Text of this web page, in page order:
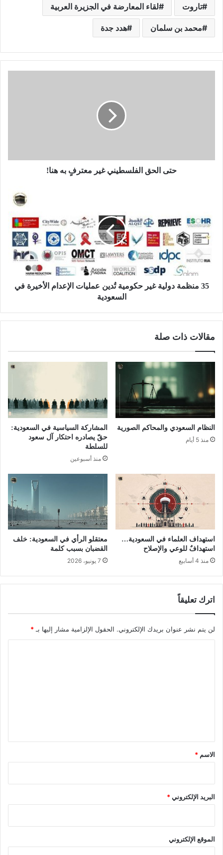
تاروت لقاء المعارضة في الجزيرة العربية
محمد بن سلمان هدد جدة
حتى الحق الفلسطيني غير معترفٍ به هنا!
35 منظمة دولية غير حكومية تُدين عمليات الإعدام الأخيرة في
السعودية
مقالات ذات صلة
النظام السعودي والمحاكم الصورية
منذ 5 أيام
المشاركة السياسية في السعودية:
حقّ يصادره احتكار آل سعود
للسلطة
منذ أسبوعين
استهداف العلماء في السعودية…
استهدافٌ للوعي والإصلاح
منذ 4 أسابيع
معتقلو الرأي في السعودية: خلف
القضبان بسبب كلمة
7 يونيو، 2026
اترك تعليقاً
لن يتم نشر عنوان بريدك الإلكتروني. الحقول الإلزامية مشار إليها بـ*
*
الاسم *
البريد الإلكتروني*
الموقع الإلكتروني